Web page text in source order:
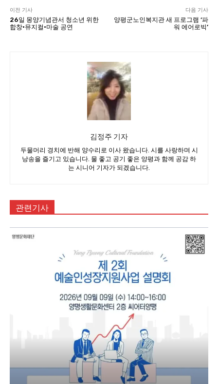
이전 기사
26일 몽양기념관서 청소년 위한
합창·뮤지컬·마술 공연
다음 기사
양평군노인복지관 새 프로그램 ‘파
워 에어로빅’
김정주 기자
두물머리 경치에 반해 양수리로 이사 왔습니다. 시를 사랑하며 시
낭송을 즐기고 있습니다. 물 좋고 공기 좋은 양평과 함께 공감 하
는 시니어 기자가 되겠습니다.
관련기사